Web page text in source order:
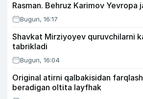
Rasman. Behruz Karimov Yevropa
Bugun, 16:17
Shavkat Mirziyoyev quruvchilarni
tabrikladi
Bugun, 16:04
Original atirni qalbakisidan
beradigan oltita layfhak